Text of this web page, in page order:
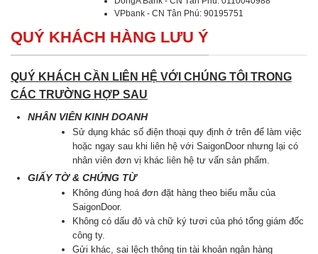
VPbank - CN Tân Phú: 90195751
QUÝ KHÁCH HÀNG LƯU Ý
QUÝ KHÁCH CẦN LIÊN HỆ VỚI CHÚNG TÔI TRONG
CÁC TRƯỜNG HỢP SAU
NHÂN VIÊN KINH DOANH
Sử dụng khác số điện thoại quy định ở trên để làm việc
hoặc ngay sau khi liên hệ với SaigonDoor nhưng lại có
nhân viên đơn vị khác liên hệ tư vấn sản phẩm.
GIẤY TỜ & CHỨNG TỪ
Không đúng hoá đơn đặt hàng theo biểu mẫu của
SaigonDoor.
Không có dấu đỏ và chữ ký tươi của phó tổng giám đốc
công ty.
Gửi khác, sai lệch thông tin tài khoản ngân hàng